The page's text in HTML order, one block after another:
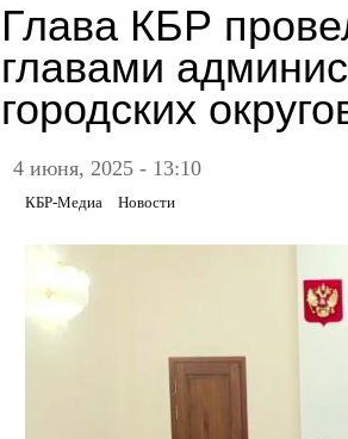
Глава КБР
главами
городских
4 июня, 2025 - 13:10
КБР-Медиа Новости